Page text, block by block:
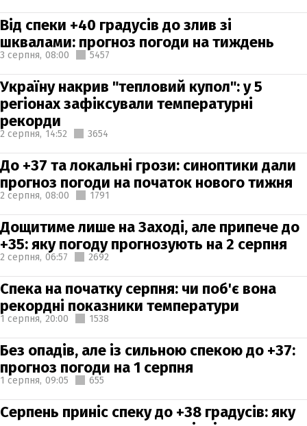
Від спеки +40 градусів до злив зі
шквалами: прогноз погоди на тиждень
3 серпня, 08:00 5457
Україну накрив "тепловий купол": у 5
регіонах зафіксували температурні
рекорди
2 серпня, 14:52 3654
До +37 та локальні грози: синоптики дали
прогноз погоди на початок нового тижня
2 серпня, 08:00 1791
Дощитиме лише на Заході, але припече до
+35: яку погоду прогнозують на 2 серпня
2 серпня, 06:57 2692
Спека на початку серпня: чи поб'є вона
рекордні показники температури
1 серпня, 20:00 1538
Без опадів, але із сильною спекою до +37:
прогноз погоди на 1 серпня
1 серпня, 09:05 655
Серпень приніс спеку до +38 градусів: яку